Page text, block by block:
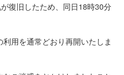
復旧したため、同日18時30分
用を通常どおり再開いたしま